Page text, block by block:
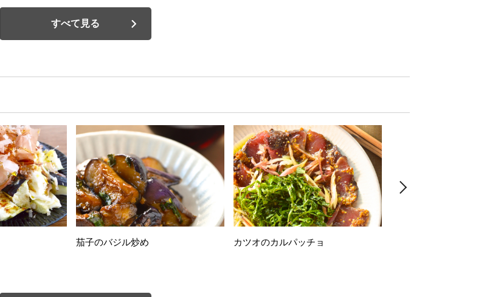
すべて見る
茄子のバジル炒め カツオのカルパッチョ